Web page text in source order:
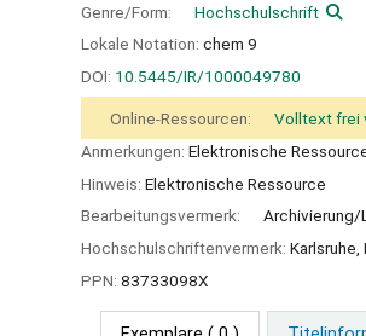
Genre/Form:
Hochschulschrift
Lokale Notation: chem 9
DOI: 10.5445/IR/1000049780
Online-Ressourcen:
Volltext frei
Anmerkungen: Elektronische
Hinweis: Elektronische Ressource
Bearbeitungsvermerk:
Archivierung/
Hochschulschriftenvermerk: Karlsruhe,
PPN: 83733098X